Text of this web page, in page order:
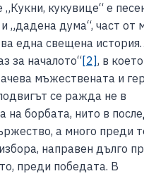
кукувице“ е
„дадена дума“, част от
една свещена
за началото“[2], в което
мъжествената и
се ражда не в
на борбата, нито в
а много преди
направен дълго
преди победата. В